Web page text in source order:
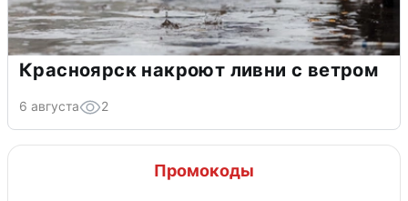
Красноярск накроют ливни с ветром
6 августа 2
Промокоды